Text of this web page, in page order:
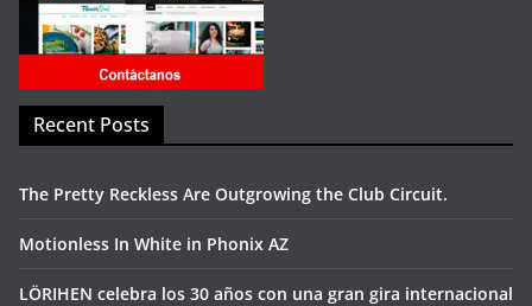
Recent Posts
The Pretty Reckless Are Outgrowing the Club Circuit.
Motionless In White in Phonix AZ
LÖRIHEN celebra los 30 años con una gran gira internacional